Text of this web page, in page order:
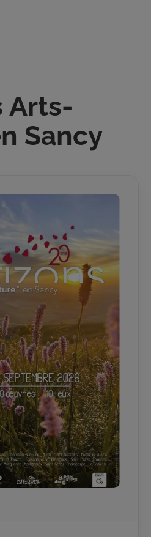
Arts-
Sancy